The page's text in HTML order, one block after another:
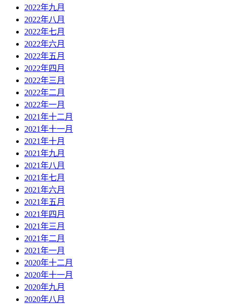
2022年九月
2022年八月
2022年七月
2022年六月
2022年五月
2022年四月
2022年三月
2022年二月
2022年一月
2021年十二月
2021年十一月
2021年十月
2021年九月
2021年八月
2021年七月
2021年六月
2021年五月
2021年四月
2021年三月
2021年二月
2021年一月
2020年十二月
2020年十一月
2020年九月
2020年八月